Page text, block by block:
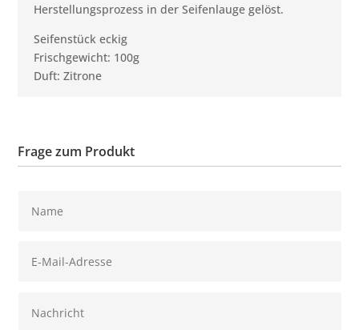
Herstellungsprozess in der Seifenlauge gelöst.
Seifenstück eckig
Frischgewicht: 100g
Duft: Zitrone
Frage zum Produkt